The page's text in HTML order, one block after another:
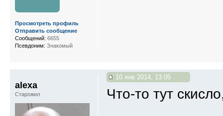
Просмотреть профиль
Отправить сообщение
Сообщений: 6655
Псевдоним: Знакомый
10 янв 2014, 13:05
Что-то тут
alexa
Старожил